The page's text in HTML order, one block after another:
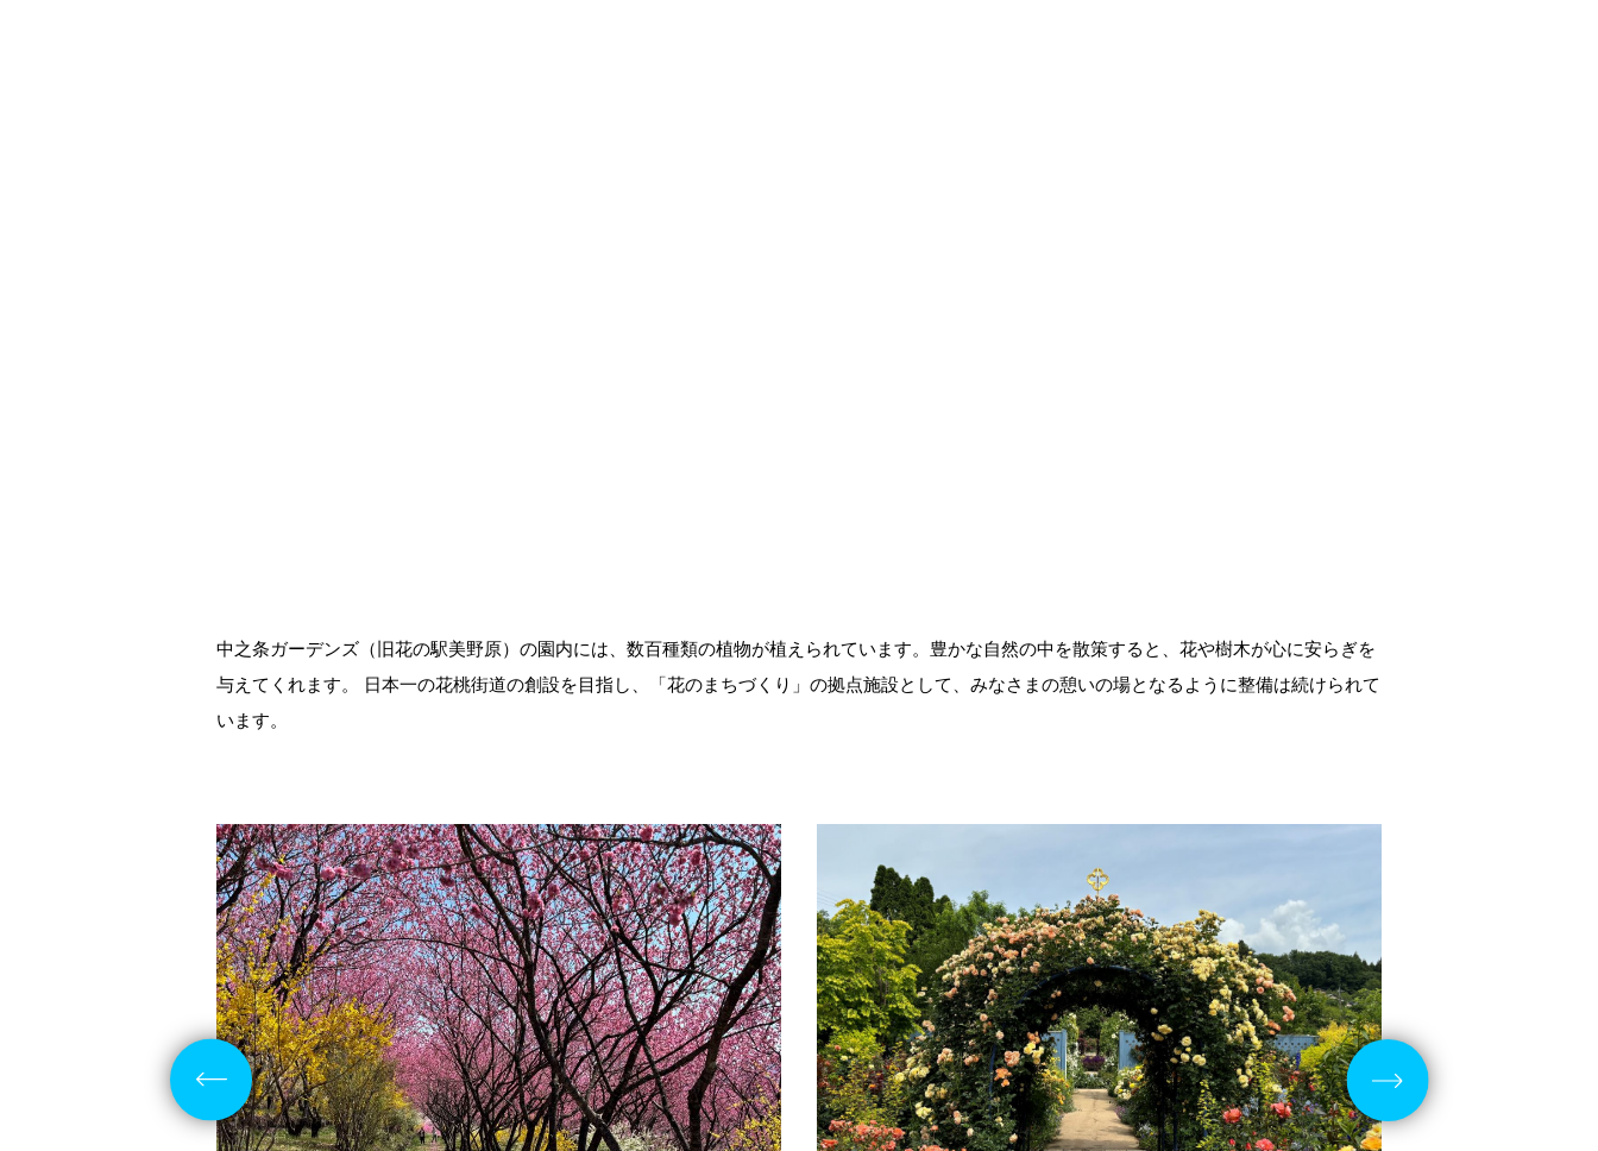
中之条ガーデンズ（旧花の駅美野原）の園内には、数百種類の植物が植えられています。豊かな自然の中を散策すると、花や樹木が心に安らぎを
与えてくれます。 日本一の花桃街道の創設を目指し、「花のまちづくり」の拠点施設として、みなさまの憩いの場となるように整備は続けられて
います。